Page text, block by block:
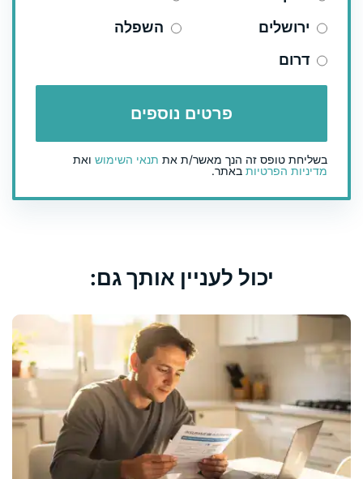
ירושלים
השפלה
דרום
בשליחת טופס זה הנך מאשר/ת את תנאי השימוש ואת
מדיניות הפרטיות באתר.
יכול לעניין אותך גם: